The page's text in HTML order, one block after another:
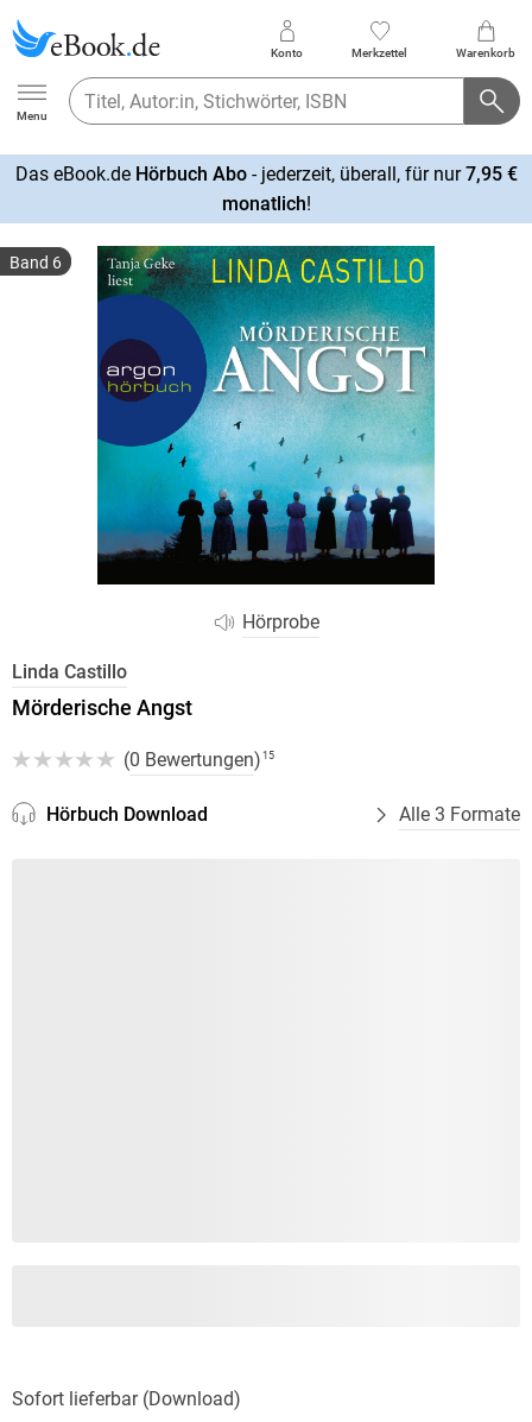
Ebook.de
Menu
Konto Merkzettel Warenkorb
Das eBook.de Hörbuch Abo- jederzeit, überall, für nur7,95 €
monatlich!
Hörprobe
Band 6
Linda Castillo
Mörderische Angst
(0 Bewertungen) 15
Hörbuch Download Alle 3 Formate
Sofort lieferbar (Download)